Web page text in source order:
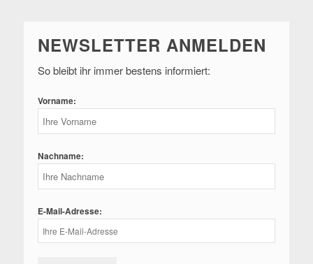
NEWSLETTER ANMELDEN
So bleibt ihr immer bestens informiert:
Vorname:
Nachname:
E-Mail-Adresse: